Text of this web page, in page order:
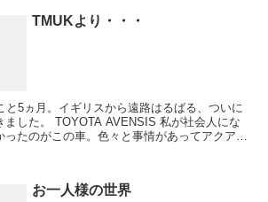
TMUKより・・・
と5ヵ月。イギリスから遠路はるばる、ついに
私が社会人にな
ったのがこの車。色々と事情があってアクアを
お一人様の世界